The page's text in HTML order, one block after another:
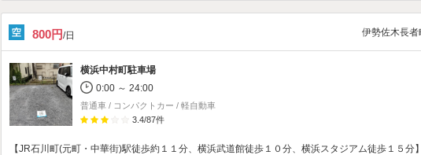
800円/日 伊勢佐木長者
横浜中村町駐車場
0:00 ～ 24:00
普通車 / コンパクトカー / 軽自動車
3.4/87件
【JR石川町(元町・中華街)駅徒歩約１１分、横浜武道館徒歩１０分、横浜スタジアム徒歩１５分】